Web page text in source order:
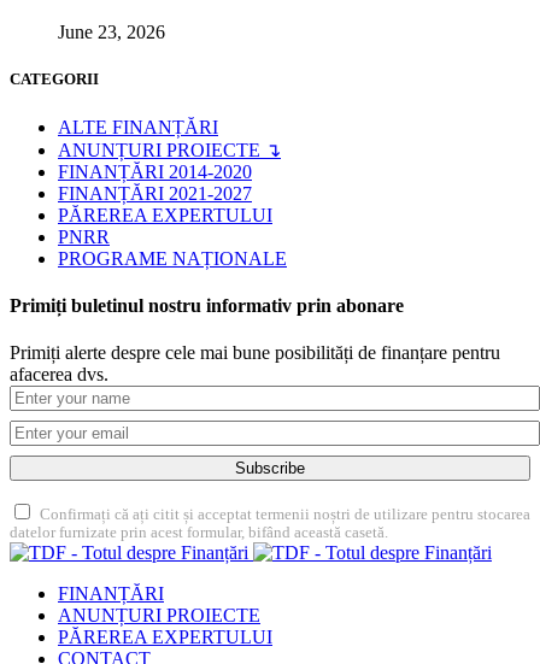
June 23, 2026
CATEGORII
ALTE FINANȚĂRI
ANUNȚURI PROIECTE ↴
FINANȚĂRI 2014-2020
FINANȚĂRI 2021-2027
PĂREREA EXPERTULUI
PNRR
PROGRAME NAȚIONALE
Primiți buletinul nostru informativ prin abonare
Primiți alerte despre cele mai bune posibilități de finanțare pentru
afacerea dvs.
Subscribe
Confirmați că ați citit și acceptat termenii noștri de utilizare pentru stocarea
datelor furnizate prin acest formular, bifând această casetă.
FINANȚĂRI
ANUNȚURI PROIECTE
PĂREREA EXPERTULUI
CONTACT